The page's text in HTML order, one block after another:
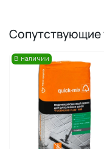
Сопутствующие
В наличии